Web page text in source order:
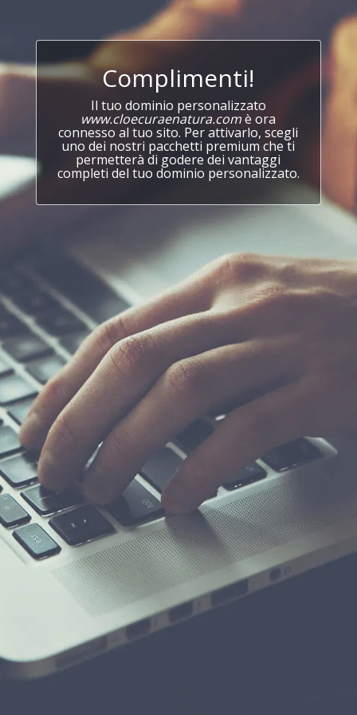
Complimenti!
Il tuo dominio personalizzato
www.cloecuraenatura.comè ora
connesso al tuo sito. Per attivarlo, scegli
uno dei nostri pacchetti premium che ti
permetterà di godere dei vantaggi
completi del tuo dominio personalizzato.